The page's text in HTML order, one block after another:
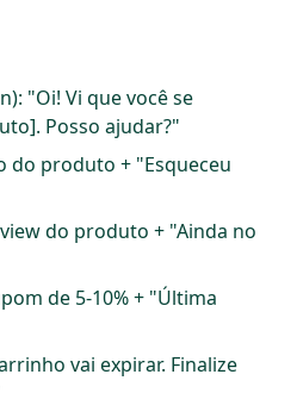
"Oi! Vi que você se
Posso ajudar?"
do produto + "Esqueceu
do produto + "Ainda no
de 5-10% + "Última
vai expirar. Finalize